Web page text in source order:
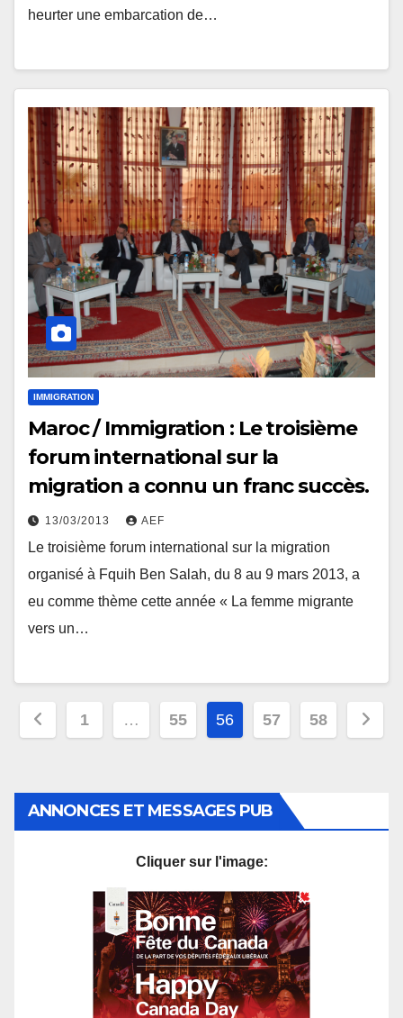
heurter une embarcation de…
IMMIGRATION
Maroc / Immigration : Le troisième
forum international sur la
migration a connu un franc succès.
13/03/2013 AEF
Le troisième forum international sur la migration
organisé à Fquih Ben Salah, du 8 au 9 mars 2013, a
eu comme thème cette année « La femme migrante
vers un…
Pagination
publications
1 … 55 56 57 58
ANNONCES ET MESSAGES PUB
Cliquer sur l'image: